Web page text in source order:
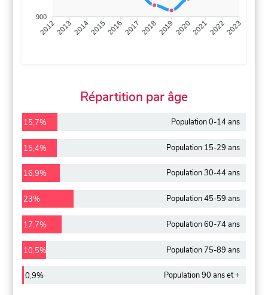
900
201220132014201520162017 20182019 2020202120222023
Répartition par âge
15,7% Population 0-14 ans
15,4% Population 15-29 ans
16,9% Population 30-44 ans
23% Population 45-59 ans
17,7% Population 60-74 ans
10,5% Population 75-89 ans
0,9% Population 90 ans et +